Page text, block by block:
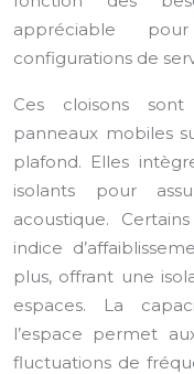
appréciable
configurations de
Ces cloisons
panneaux mobiles
plafond. Elles
isolants pour
acoustique.
indice
plus, offrant une
espaces. La
l’espace permet
fluctuations de